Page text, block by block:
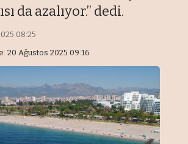
da azalıyor.’’ dedi.
20 Ağustos 2025 09:16
08:25